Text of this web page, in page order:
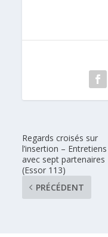
Regards croisés sur
l’insertion – Entretiens
avec sept partenaires
(Essor 113)
PRÉCÉDENT